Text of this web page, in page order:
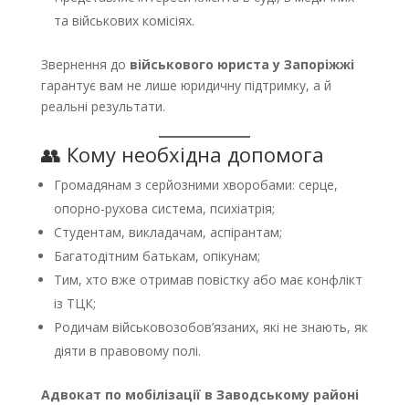
та військових комісіях.
Звернення до військового юриста у Запоріжжі
гарантує вам не лише юридичну підтримку, а й
реальні результати.
👥 Кому необхідна допомога
Громадянам з серйозними хворобами: серце,
опорно-рухова система, психіатрія;
Студентам, викладачам, аспірантам;
Багатодітним батькам, опікунам;
Тим, хто вже отримав повістку або має конфлікт
із ТЦК;
Родичам військовозобов’язаних, які не знають, як
діяти в правовому полі.
Адвокат по мобілізації в Заводському районі